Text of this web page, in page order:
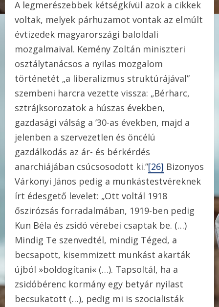
A legmerészebbek kétségkívül azok a cikkek
voltak, melyek párhuzamot vontak az elmúlt
évtizedek magyarországi baloldali
mozgalmaival. Kemény Zoltán miniszteri
osztálytanácsos a nyilas mozgalom
történetét „a liberalizmus struktúrájával”
szembeni harcra vezette vissza: „Bérharc,
sztrájksorozatok a húszas években,
gazdasági válság a ’30-as években, majd a
jelenben a szervezetlen és öncélú
gazdálkodás az ár- és bérkérdés
anarchiájában csúcsosodott ki.”[26] Bizonyos
Várkonyi János pedig a munkástestvéreknek
írt édesgető levelet: „Ott voltál 1918
őszirózsás forradalmában, 1919-ben pedig
Kun Béla és zsidó vérebei csaptak be. (…)
Mindig Te szenvedtél, mindig Téged, a
becsapott, kisemmizett munkást akarták
újból »boldogítani« (…). Tapsoltál, ha a
zsidóbérenc kormány egy betyár nyilast
becsukatott (…), pedig mi is szocialisták